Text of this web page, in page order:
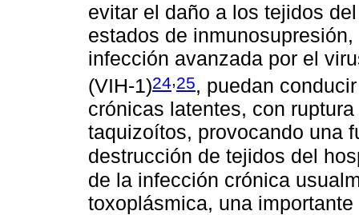
evitar el daño a los tejidos
estados de
infección avanzada por el
(VIH-1)24,25, puedan
crónicas latentes, con
taquizoítos, provocando una
destrucción de tejidos del
de la infección crónica
toxoplásmica, una